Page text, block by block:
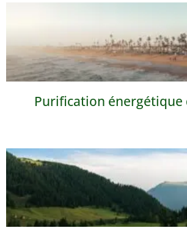
Purification énergétique